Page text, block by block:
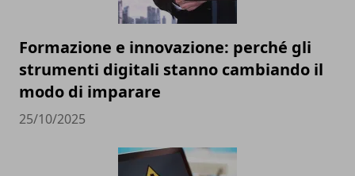
Formazione e innovazione: perché gli
strumenti digitali stanno cambiando il
modo di imparare
25/10/2025